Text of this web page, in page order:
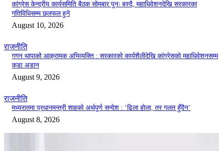
कांग्रेस केन्द्रीय कार्यसमिति बैठक सोमबार पुनः बस्दै, महाधिवेशनदेखि सरकारका
गतिविधिसम्म छलफल हुने
August 10, 2026
राजनीति
गगन थापाको आक्रामक अभिव्यक्ति : सरकारको कार्यशैलीदेखि कांग्रेसको महाधिवेशनसम्म
कडा अडान
August 9, 2026
राजनीति
मध्यरातमा प्रधानमन्त्री शाहको अर्थपूर्ण सन्देश : ‘ढिला होला, तर गलत हुँदैन’
August 8, 2026